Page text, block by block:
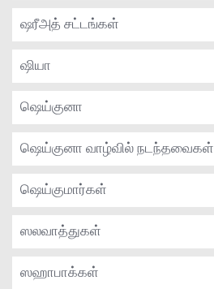
ஷரீஅத் சட்டங்கள்
ஷியா
ஷெய்குனா
ஷெய்குனா வாழ்வில் நடந்தவைகள்
ஷெய்குமார்கள்
ஸலவாத்துகள்
ஸஹாபாக்கள்